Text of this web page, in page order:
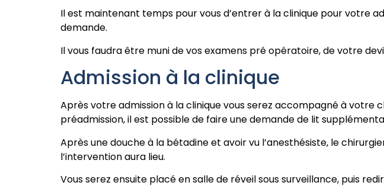
Il est maintenant temps pour vous d’entrer à la clinique pour votre
demande.
Il vous faudra être muni de vos examens pré opératoire, de votre
Admission à la clinique
Après votre admission à la clinique vous serez accompagné à votre
préadmission, il est possible de faire une demande de lit
Après une douche à la bétadine et avoir vu l’anesthésiste, le
l’intervention aura lieu.
Vous serez ensuite placé en salle de réveil sous surveillance, puis